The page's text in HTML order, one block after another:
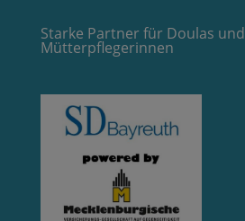
Starke Partner für Doulas und
Mütterpflegerinnen